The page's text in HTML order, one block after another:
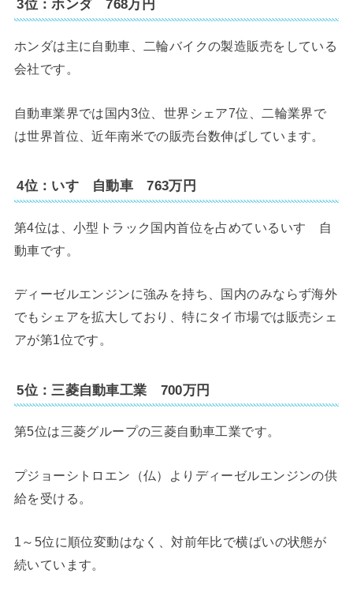
3位：ホンダ 768万円
ホンダは主に自動車、二輪バイクの製造販売をしている
会社です。
自動車業界では国内3位、世界シェア7位、二輪業界で
は世界首位、近年南米での販売台数伸ばしています。
4位：いすゞ自動車 763万円
第4位は、小型トラック国内首位を占めているいすゞ自
動車です。
ディーゼルエンジンに強みを持ち、国内のみならず海外
でもシェアを拡大しており、特にタイ市場では販売シェ
アが第1位です。
5位：三菱自動車工業 700万円
第5位は三菱グループの三菱自動車工業です。
プジョーシトロエン（仏）よりディーゼルエンジンの供
給を受ける。
1～5位に順位変動はなく、対前年比で横ばいの状態が
続いています。